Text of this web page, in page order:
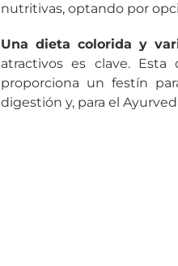
nutritivas, optando por
Una dieta colorida y
atractivos es clave.
proporciona un festín
digestión y, para el